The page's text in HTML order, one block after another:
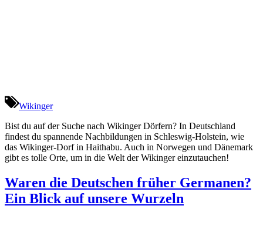
Wikinger
Bist du auf der Suche nach Wikinger Dörfern? In Deutschland
findest du spannende Nachbildungen in Schleswig-Holstein, wie
das Wikinger-Dorf in Haithabu. Auch in Norwegen und Dänemark
gibt es tolle Orte, um in die Welt der Wikinger einzutauchen!
Waren die Deutschen früher Germanen?
Ein Blick auf unsere Wurzeln